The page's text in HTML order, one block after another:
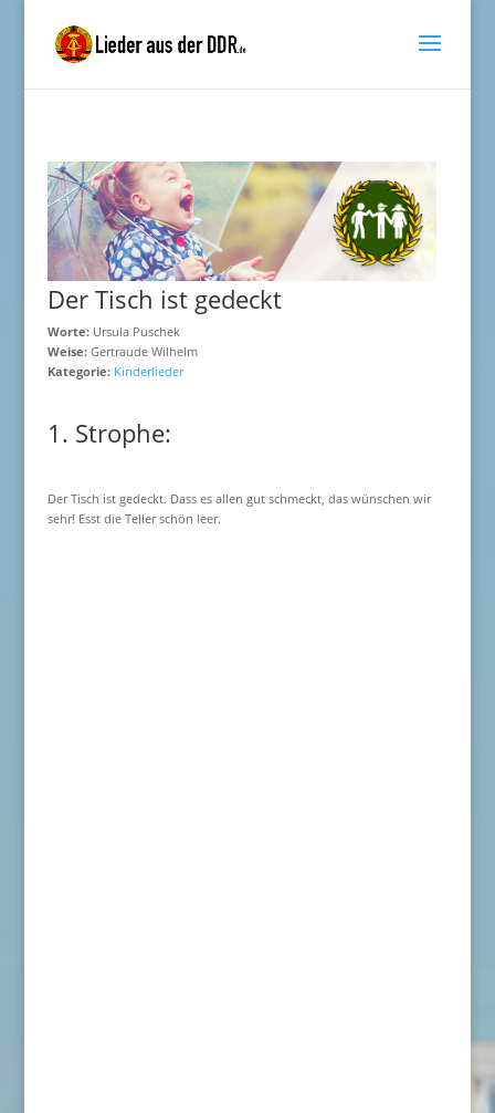
Der Tisch ist gedeckt
Worte:Ursula Puschek
Weise:Gertraude Wilhelm
Kategorie: Kinderlieder
1. Strophe:
Der Tisch ist gedeckt. Dass es allen gut schmeckt, das wünschen wir
sehr! Esst die Teller schön leer.